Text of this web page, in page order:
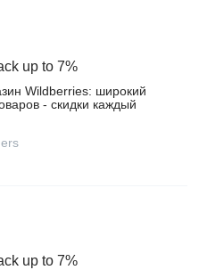
up to 7%
Wildberries: широкий
- скидки каждый
up to 7%